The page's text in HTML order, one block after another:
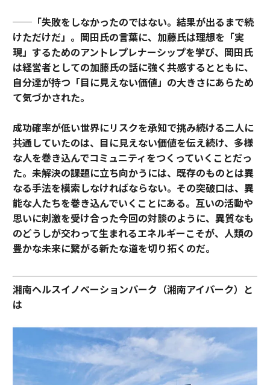
──「失敗をしなかったのではない。結果が出るまで続
けただけだ」。 岡田氏の言葉に、加藤氏は理想を「実
現」するためのアントレプレナーシップを学び、岡田氏
は経営者としての加藤氏の話に強く共感するとともに、
自分達が持つ「目に見えない価値」の大きさにあらため
て気づかされた。
成功確率が低い世界にリスクを承知で挑み続ける二人に
共通していたのは、目に見えない価値を伝え続け、多様
な人を巻き込んでコミュニティをつくっていくことだっ
た。未解決の課題に立ち向かうには、既存のものとは異
なる手法を模索しなければならない。その突破口は、異
能な人たちを巻き込んでいくことにある。互いの活動や
思いに刺激を受け合った今回の対談のように、異質なも
のどうしが交わって生まれるエネルギーこそが、人類の
豊かな未来に繋がる新たな道を切り拓くのだ。
湘南ヘルスイノベーションパーク（湘南アイパーク）と
は